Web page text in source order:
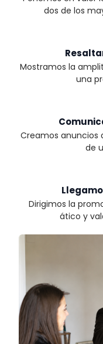
dos de los
Mostramos la
una
Creamos anuncios
de
Dirigimos la
ático y